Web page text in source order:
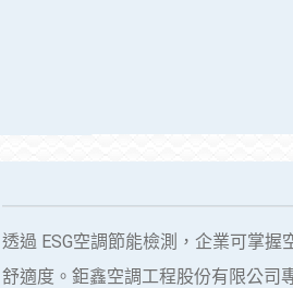
透過 ESG空調節能檢測，企業可掌
舒適度。鉅鑫空調工程股份有限公司